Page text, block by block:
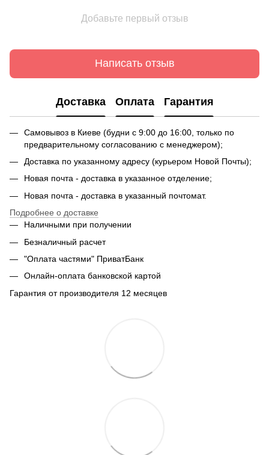
Добавьте первый отзыв
Написать отзыв
Доставка Оплата Гарантия
Самовывоз в Киеве (будни с 9:00 до 16:00, только по
предварительному согласованию с менеджером);
Доставка по указанному адресу (курьером Новой Почты);
Новая почта - доставка в указанное отделение;
Новая почта - доставка в указанный почтомат.
Подробнее о доставке
Наличными при получении
Безналичный расчет
"Оплата частями" ПриватБанк
Онлайн-оплата банковской картой
Гарантия от производителя 12 месяцев